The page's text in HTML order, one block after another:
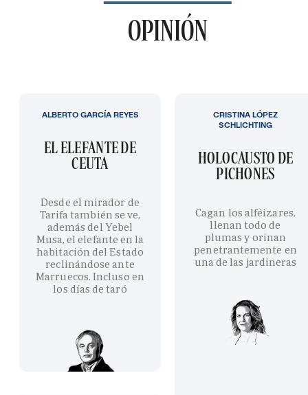
OPINIÓN
EL ELEFANTE DE
CEUTA
Desde el mirador de
Tarifa también se ve,
además del Yebel
Musa, el elefante en la
habitación del Estado
reclinándose ante
Marruecos. Incluso en
los días de taró
ALBERTO GARCÍA REYES
HOLOCAUSTO DE
PICHONES
Cagan los alféizares,
llenan todo de
plumas y orinan
penetrantemente en
una de las jardineras
CRISTINA LÓPEZ
SCHLICHTING